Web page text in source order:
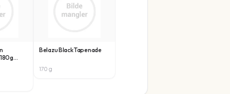
Belazu Black Tapenade
170 g